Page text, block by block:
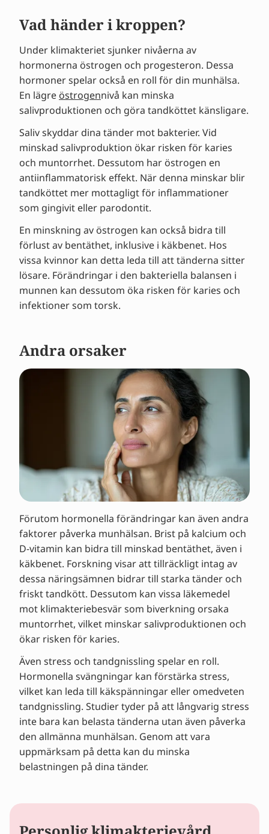
Vad händer i kroppen?
Under klimakteriet sjunker nivåerna av
hormonerna östrogen och progesteron. Dessa
hormoner spelar också en roll för din munhälsa.
En lägre östrogennivå kan minska
salivproduktionen och göra tandköttet känsligare.
Saliv skyddar dina tänder mot bakterier. Vid
minskad salivproduktion ökar risken för karies
och muntorrhet. Dessutom har östrogen en
antiinflammatorisk effekt. När denna minskar blir
tandköttet mer mottagligt för inflammationer
som gingivit eller parodontit.
En minskning av östrogen kan också bidra till
förlust av bentäthet, inklusive i käkbenet. Hos
vissa kvinnor kan detta leda till att tänderna sitter
lösare. Förändringar i den bakteriella balansen i
munnen kan dessutom öka risken för karies och
infektioner som torsk.
Andra orsaker
Förutom hormonella förändringar kan även andra
faktorer påverka munhälsan. Brist på kalcium och
D-vitamin kan bidra till minskad bentäthet, även i
käkbenet. Forskning visar att tillräckligt intag av
dessa näringsämnen bidrar till starka tänder och
friskt tandkött. Dessutom kan vissa läkemedel
mot klimakteriebesvär som biverkning orsaka
muntorrhet, vilket minskar salivproduktionen och
ökar risken för karies.
Även stress och tandgnissling spelar en roll.
Hormonella svängningar kan förstärka stress,
vilket kan leda till käkspänningar eller omedveten
tandgnissling. Studier tyder på att långvarig stress
inte bara kan belasta tänderna utan även påverka
den allmänna munhälsan. Genom att vara
uppmärksam på detta kan du minska
belastningen på dina tänder.